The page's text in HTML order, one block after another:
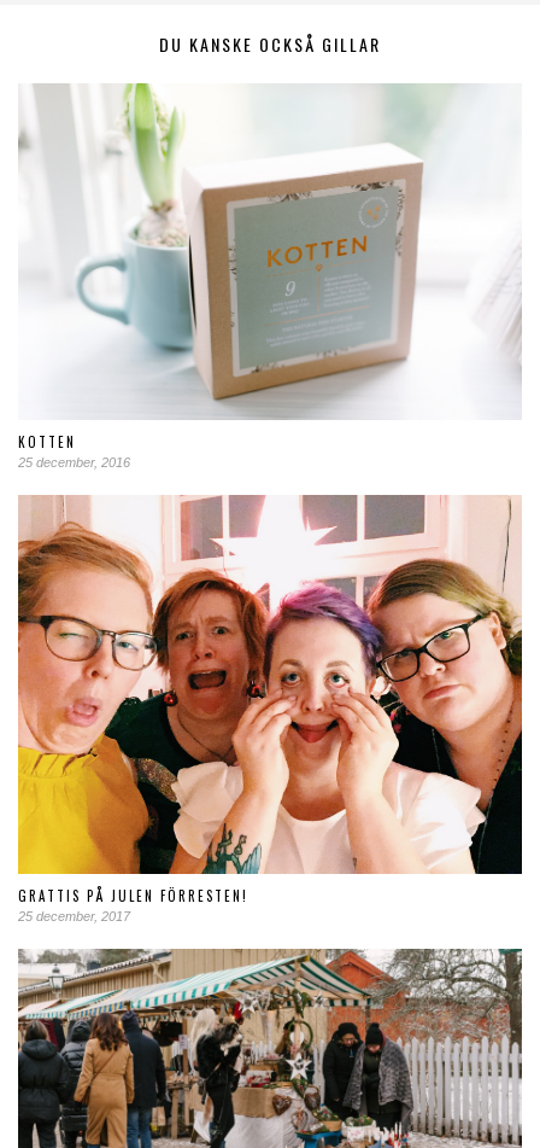
DU KANSKE OCKSÅ GILLAR
KOTTEN
25 december, 2016
GRATTIS PÅ JULEN FÖRRESTEN!
25 december, 2017